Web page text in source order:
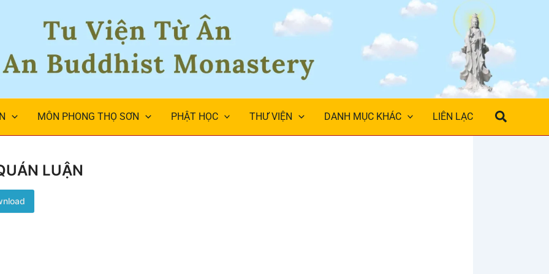
MÔN PHONG THỌ SƠN PHẬT HỌC THƯ VIỆN DANH MỤC KHÁC LIÊN LẠC Search
LUẬN